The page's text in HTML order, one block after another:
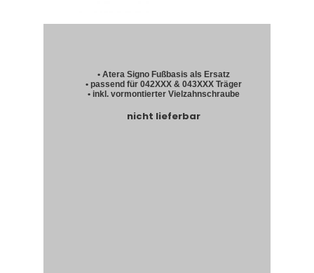
• Atera Signo Fußbasis als Ersatz
• passend für 042XXX & 043XXX Träger
• inkl. vormontierter Vielzahnschraube
nicht lieferbar